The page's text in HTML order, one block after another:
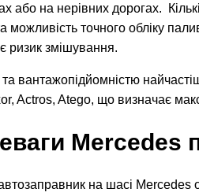
або на нерівних дорогах.
можливість точного обліку
ризик змішування.
вантажопідйомністю
Actros, Atego, що визначає
Mercedes
на шасі Mercedes